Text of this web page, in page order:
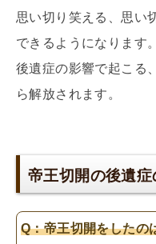
思い切り笑える、思い
できるようになります。
後遺症の影響で起こる
ら解放されます。
帝王切開の後遺
Q：帝王切開をしたの